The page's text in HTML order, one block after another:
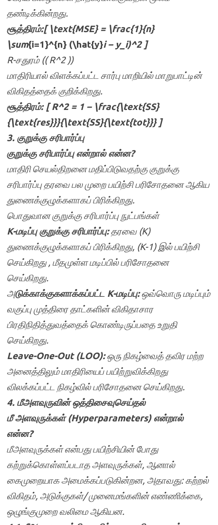
தண்டிக்கின்றது.
சூத்திரம்:[ \text{MSE} = \frac{1}{n}
\sum{i=1}^{n} (\hat{y}i – y_i)^2 ]
R-சதுரம் (( R^2 ))
மாதிரியால் விளக்கப்பட்ட சார்பு மாறியில் மாறுபாட்டின்
விகிதத்தைக் குறிக்கிறது.
சூத்திரம்: [ R^2 = 1 – \frac{\text{SS}
{\text{res}}}{\text{SS}{\text{tot}}} ]
3. குறுக்கு சரிபார்ப்பு
குறுக்கு சரிபார்ப்பு என்றால் என்ன?
மாதிரி செயல்திறனை மதிப்பிடுவதற்கு குறுக்கு
சரிபார்ப்பு தரவை பல முறை பயிற்சி பரிசோதனை ஆகிய
துணைக்குழுக்களாகப் பிரிக்கிறது.
பொதுவான குறுக்கு சரிபார்ப்பு நுட்பங்கள்
K-மடிப்பு குறுக்கு சரிபார்ப்பு:தரவை (K)
துணைக்குழுக்களாகப் பிரிக்கிறது, (K-1) இல் பயிற்சி
செய்கிறது , மீதமுள்ள மடிப்பில் பரிசோதனை
செய்கிறது.
அடுக்காக்குகளாக்கப்பட்ட K-மடிப்பு:ஒவ்வொரு மடிப்பும்
வகுப்பு முத்திரை தாட்களின் விகிதாசார
பிரதிநிதித்துவத்தைக் கொண்டிருப்பதை உறுதி
செய்கிறது.
Leave-One-Out (LOO):ஒரு நிகழ்வைத் தவிர மற்ற
அனைத்திலும் மாதிரியைப் பயிற்றுவிக்கிறது
விலக்கப்பட்ட நிகழ்வில் பரிசோதனை செய்கிறது.
4. மீஅளவுருவின் ஒத்திசைவுசெய்தல்
மீ அளவுருக்கள் (Hyperparameters) என்றால்
என்ன?
மீஅளவுருக்கள் என்பது பயிற்சியின் போது
கற்றுக்கொள்ளப்படாத அளவுருக்கள், ஆனால்
கைமுறையாக அமைக்கப்படுகின்றன, அதாவது: கற்றல்
விகிதம், அடுக்குகள்/ முனைமங்களின் எண்ணிக்கை,
ஒழுங்குமுறை வலிமை ஆகியன.